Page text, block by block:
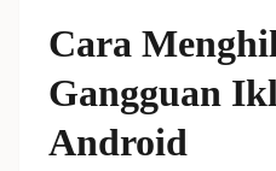
Cara
Gangguan
Android